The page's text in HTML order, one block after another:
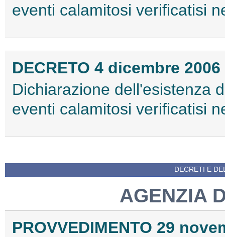
eventi calamitosi verificatisi
DECRETO 4 dicembre 2006
Dichiarazione dell'esistenza
eventi calamitosi verificatisi
DECRETI E
AGENZIA
PROVVEDIMENTO 29